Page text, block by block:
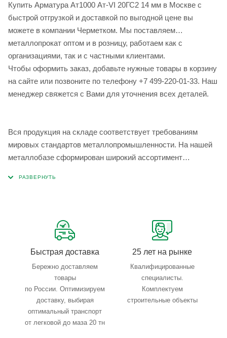
Купить Арматура Ат1000 Ат-VI 20ГС2 14 мм в Москве с
быстрой отгрузкой и доставкой по выгодной цене вы
можете в компании Черметком. Мы поставляем
металлопрокат оптом и в розницу, работаем как с
организациями, так и с частными клиентами.
Чтобы оформить заказ, добавьте нужные товары в корзину
на сайте или позвоните по телефону +7 499-220-01-33. Наш
менеджер свяжется с Вами для уточнения всех деталей.
Вся продукция на складе соответствует требованиям
мировых стандартов металлопромышленности. На нашей
металлобазе сформирован широкий ассортимент
Быстрая доставка
Бережно доставляем
товары
по России. Оптимизируем
доставку, выбирая
оптимальный транспорт
от легковой до маза 20 тн
25 лет на рынке
Квалифицированные
специалисты.
Комплектуем
строительные объекты